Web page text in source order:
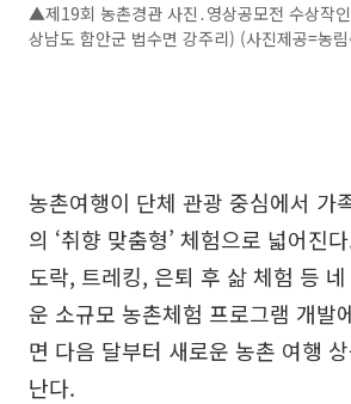
▲제19회 농촌경관 사진․영상공모전 수상작
상남도 함안군 법수면 강주리) (사진제공=농
농촌여행이 단체 관광 중심에서 가
의 ‘취향 맞춤형’ 체험으로 넓어진
도락, 트레킹, 은퇴 후 삶 체험 등
운 소규모 농촌체험 프로그램 개발
면 다음 달부터 새로운 농촌 여행
난다.